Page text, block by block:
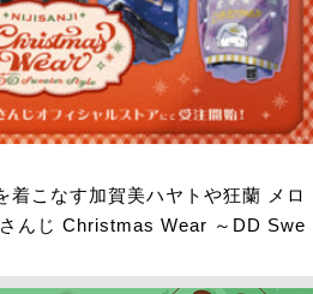
着こなす加賀美ハヤトや狂蘭 メロ
んじ Christmas Wear ～DD Swe